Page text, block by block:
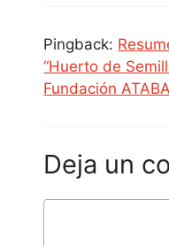
Pingback:
“Huerto de
Fundación
Deja un